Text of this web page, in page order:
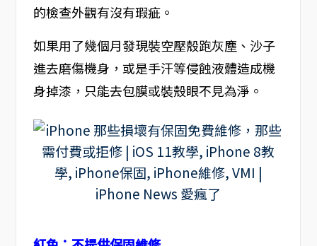
的檢查外觀有沒有瑕疵。
如果用了幾個月發現裝空壓殼跑灰塵、沙子
進去磨傷機身，或是手汗等侵蝕液體造成機
身掉漆，只能去包膜或裝殼眼不見為淨。